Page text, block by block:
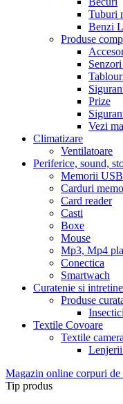
Tuburi
Benzi
Produse
Prize
Vezi
Climatizare
Ventilatoare
Periferice, sound,
Memorii USB
Carduri
Card reader
Casti
Boxe
Mouse
Mp3, Mp4
Conectica
Smartwach
Curatenie si
Produse
Textile Covoare
Textile camera
Magazin online corpuri
Tip produs